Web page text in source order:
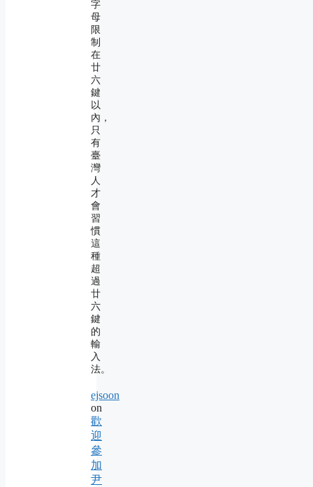
字
母
限
制
在
廿
六
鍵
以
內，
只
有
臺
灣
人
才
會
習
慣
這
種
超
過
廿
六
鍵
的
輸
入
法。
ejsoon
on
歡
迎
參
加
尹